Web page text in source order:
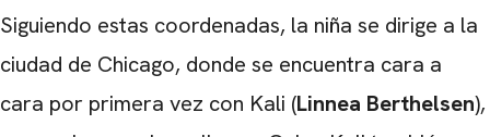
Siguiendo estas coordenadas, la niña se dirige a la
ciudad de Chicago, donde se encuentra cara a
cara por primera vez con Kali (Linnea Berthelsen),